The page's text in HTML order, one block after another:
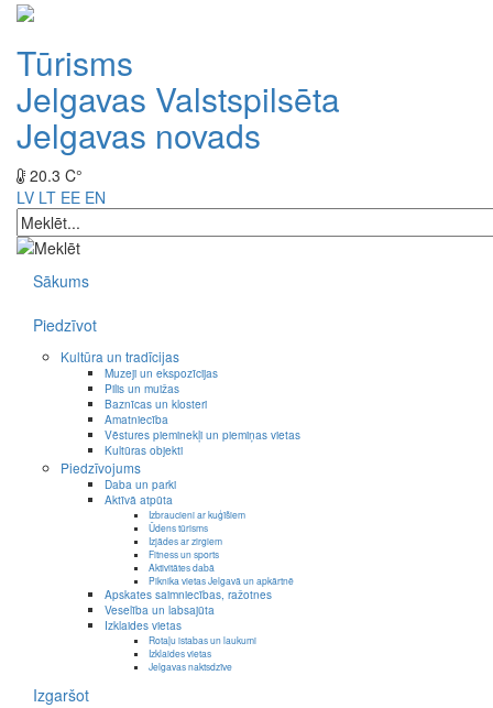
Tūrisms
Jelgavas Valstspilsēta
Jelgavas novads
20.3 C°
LV LT EE EN
Sākums
Piedzīvot
Kultūra un tradīcijas
Muzeji un ekspozīcijas
Pilis un muižas
Baznīcas un klosteri
Amatniecība
Vēstures pieminekļi un piemiņas vietas
Kultūras objekti
Piedzīvojums
Daba un parki
Aktīvā atpūta
Izbraucieni ar kuģīšiem
Ūdens tūrisms
Izjādes ar zirgiem
Fitness un sports
Aktivitātes dabā
Piknika vietas Jelgavā un apkārtnē
Apskates saimniecības, ražotnes
Veselība un labsajūta
Izklaides vietas
Rotaļu istabas un laukumi
Izklaides vietas
Jelgavas naktsdzīve
Izgaršot